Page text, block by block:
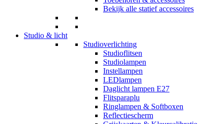
Bekijk alle statief accessoires
Studio & licht
Studioverlichting
Studioflitsen
Studiolampen
Instellampen
LEDlampen
Daglicht lampen E27
Flitsparaplu
Ringlampen & Softboxen
Reflectiescherm